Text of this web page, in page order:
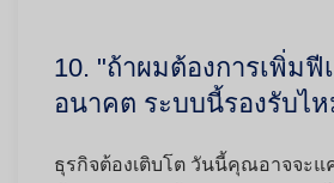
10. "ถ้าผมต้องการเพิ่มฟี
อนาคต ระบบนี้รองรับไ
ธุรกิจต้องเติบโต วันนี้คุณอาจจะแ